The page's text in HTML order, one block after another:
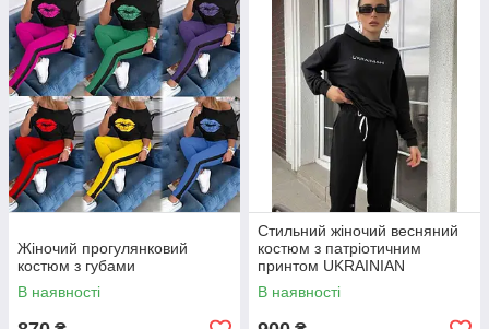
Жіночий прогулянковий
костюм з губами
В наявності
Стильний жіночий весняний
костюм з патріотичним
принтом UKRAINIAN
В наявності